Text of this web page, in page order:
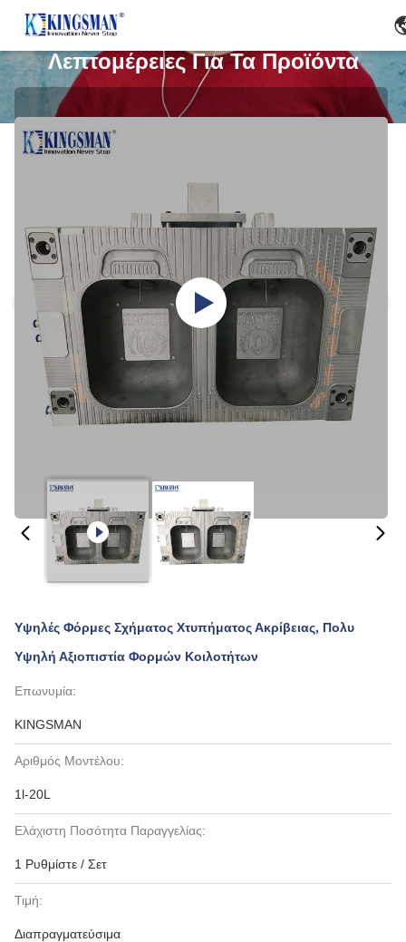
Λεπτομέρειες Για Τα Προϊόντα
Υψηλές Φόρμες Σχήματος Χτυπήματος Ακρίβειας, Πολυ
Υψηλή Αξιοπιστία Φορμών Κοιλοτήτων
Επωνυμία:
KINGSMAN
Αριθμός Μοντέλου:
1l-20L
Ελάχιστη Ποσότητα Παραγγελίας:
1 Ρυθμίστε / Σετ
Τιμή:
Διαπραγματεύσιμα